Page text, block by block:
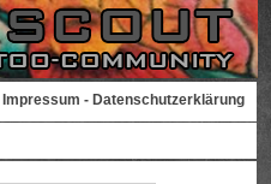
Impressum - Datenschutzerklärung